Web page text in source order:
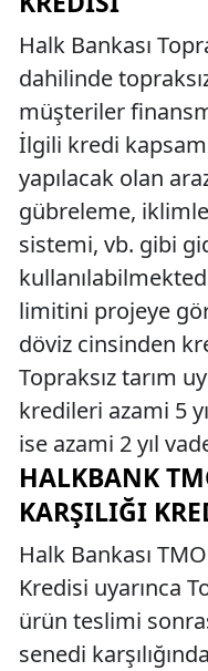
Halk Bankası
dahilinde
müşteriler
İlgili kredi
yapılacak olan
gübreleme,
sistemi, vb. gibi
limitini projeye
döviz cinsinden
Topraksız tarım
kredileri azami 5
ise azami 2 yıl
HALKBANK
KARŞILIĞI
Halk Bankası
Kredisi uyarınca
ürün teslimi
senedi